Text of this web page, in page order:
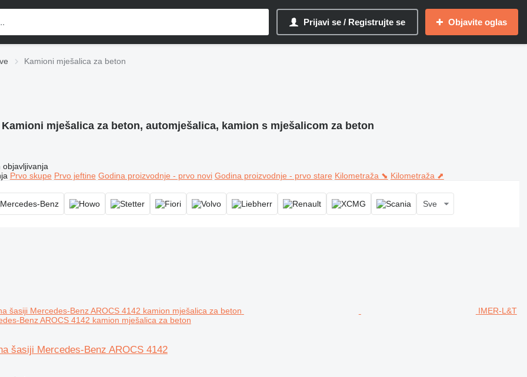
Prijavi se / Registrujte se Objavite oglas
Kamioni mješalica za beton
Kamioni mješalica za beton, automješalica, kamion s mješalicom za beton
objavljivanja
Prvo skupe Prvo jeftine Godina proizvodnje - prvo novi Godina proizvodnje - prvo stare Kilometraža ⬊ Kilometraža ⬈
Sve
IMER-L&T
Benz AROCS 4142 kamion mješalica za beton
šasiji Mercedes-Benz AROCS 4142